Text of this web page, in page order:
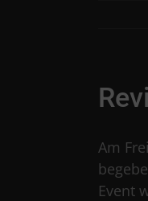
Am
Event